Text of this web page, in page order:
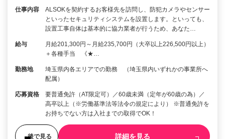
仕事内容
ALSOKを契約するお客様先を訪問し、防犯カメラやセンサー
といったセキュリティシステムを設置します。といっても、
設置工事自体は基本的に協力業者が行うため、あなた…
給与
月給201,300円～月給235,700円（大卒以上226,500円以上）
＋各種手当 《★…
勤務地
埼玉県内各エリアでの勤務 （埼玉県内いずれかの事業所へ
配属）
応募資格
要普通免許（AT限定可）／60歳未満（定年が60歳の為）／
高卒以上（※労働基準法等法令の規定により） ※普通免許を
お持ちでない方は入社までの取得でOK！
後で見る 詳細を見る